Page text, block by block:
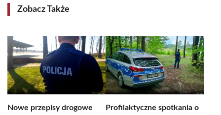
Zobacz Także
Nowe przepisy drogowe
Profilaktyczne spotkania o